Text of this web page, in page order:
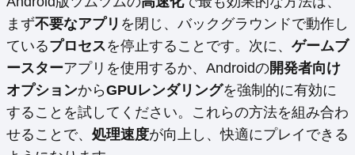
まず不要なアプリ を閉じ、バックグラウンドで動作し
ているプロセスを停止することです。次に、 ゲームブ
ースターアプリを使用するか、Androidの開発者向け
オプションからGPUレンダリングを強制的に有効に
することを試してください。これらの方法を組み合わ
せることで、 処理速度が向上し、快適にプレイできる